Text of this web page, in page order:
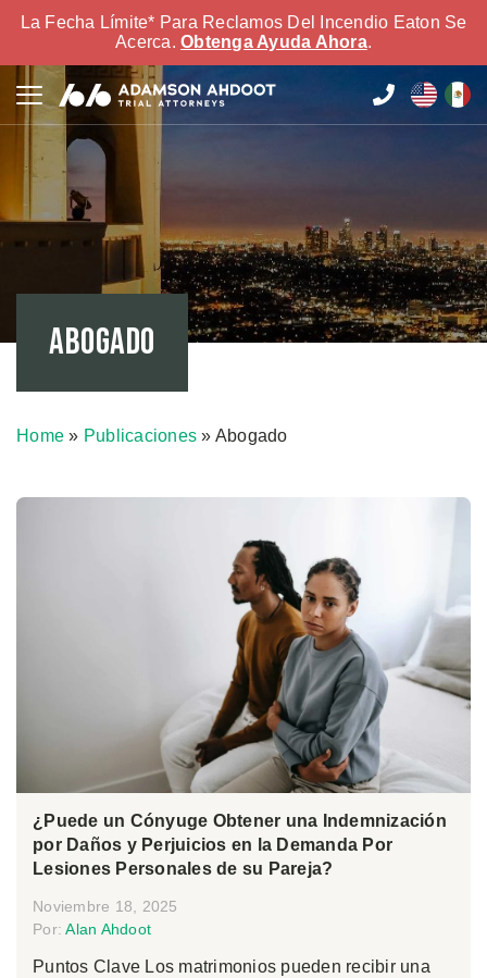
La Fecha Límite* Para Reclamos Del Incendio Eaton Se
Acerca. Obtenga Ayuda Ahora.
Abogado
Home » Publicaciones » Abogado
¿Puede un Cónyuge Obtener una Indemnización
por Daños y Perjuicios en la Demanda Por
Lesiones Personales de su Pareja?
Noviembre 18, 2025
Por:Alan Ahdoot
Puntos Clave Los matrimonios pueden recibir una